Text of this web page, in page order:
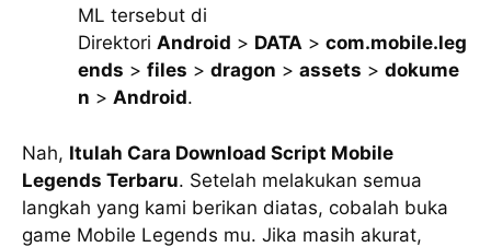
ML tersebut di
Direktori Android > DATA > com.mobile.leg
ends > files > dragon > assets > dokume
n > Android.
Nah, Itulah Cara Download Script Mobile
Legends Terbaru. Setelah melakukan semua
langkah yang kami berikan diatas, cobalah buka
game Mobile Legends mu. Jika masih akurat,